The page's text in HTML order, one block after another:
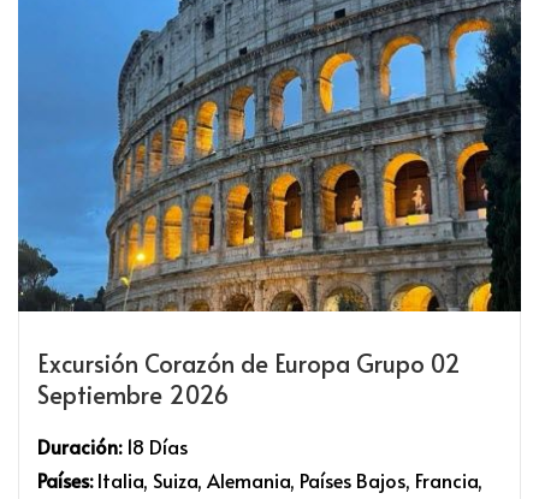
Excursión Corazón de Europa Grupo 02
Septiembre 2026
Duración:18 Días
Países:Italia, Suiza, Alemania, Países Bajos, Francia,